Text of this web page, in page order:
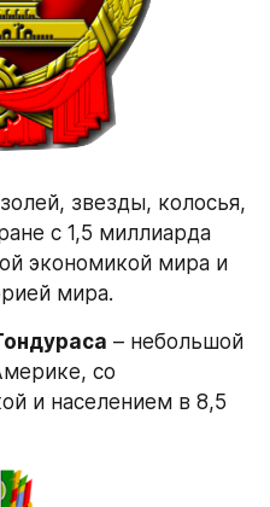
звезды, колосья,
с 1,5 миллиарда
экономикой мира и
мира.
– небольшой
со
и населением в 8,5